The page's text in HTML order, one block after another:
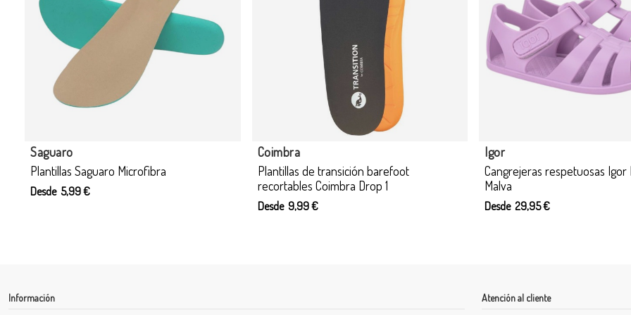
Zapatillas barefoot Coqueflex 4415 Piso
Adam Blanco-Negro
Coqueflex
Cangrejeras barefoot Igor Nemo Matcha
Igor
Desde 29,95 €
Sandalias barefoot Blanditos
Blanditos
Desde 40,00 €
Información Atención al cliente